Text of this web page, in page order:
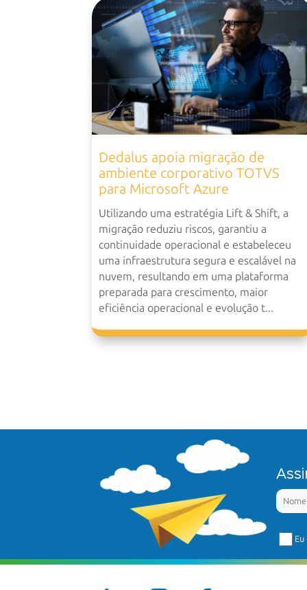
Dedalus apoia migração de
ambiente corporativo TOTVS
para Microsoft Azure
Utilizando uma estratégia Lift & Shift, a
migração reduziu riscos, garantiu a
continuidade operacional e estabeleceu
uma infraestrutura segura e escalável na
nuvem, resultando em uma plataforma
preparada para crescimento, maior
eficiência operacional e evolução t...